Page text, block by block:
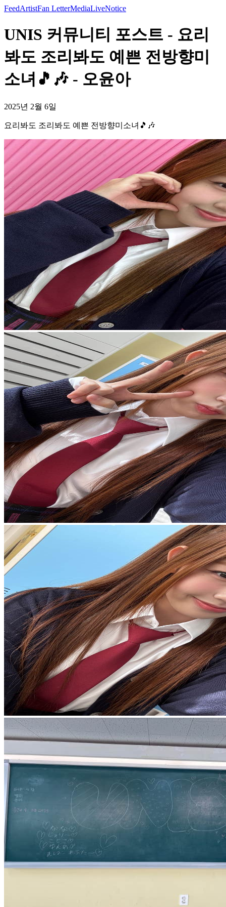
FeedArtistFan LetterMediaLiveNotice
UNIS 커뮤니티 포스트 - 요리
봐도 조리봐도 예쁜 전방향미
소녀🎵🎶 - 오윤아
2025년 2월 6일
요리봐도 조리봐도 예쁜 전방향미소녀🎵🎶